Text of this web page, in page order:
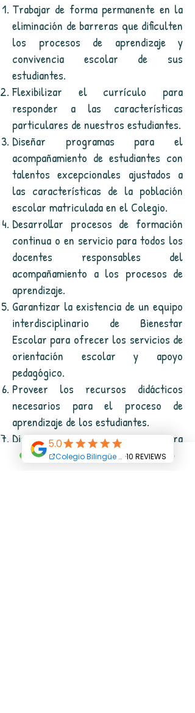
Trabajar de forma permanente en la
eliminación de barreras que dificulten
los procesos de aprendizaje y
convivencia escolar de sus
estudiantes.
Flexibilizar el currículo para
responder a las características
particulares de nuestros estudiantes.
Diseñar programas para el
acompañamiento de estudiantes con
talentos excepcionales ajustados a
las características de la población
escolar matriculada en el Colegio.
Desarrollar procesos de formación
continua o en servicio para todos los
docentes responsables del
acompañamiento a los procesos de
aprendizaje.
Garantizar la existencia de un equipo
interdisciplinario de Bienestar
Escolar para ofrecer los servicios de
orientación escolar y apoyo
pedagógico.
Proveer los recursos didácticos
necesarios para el proceso de
aprendizaje de los estudiantes.
Disponer de espacios adecuados para
el proceso de aprendizaje de acuerdo